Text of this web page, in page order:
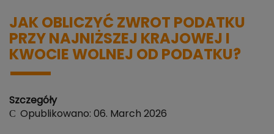
JAK OBLICZYĆ ZWROT PODATKU
PRZY NAJNIŻSZEJ KRAJOWEJ I
KWOCIE WOLNEJ OD PODATKU?
Szczegóły
Opublikowano: 06. March 2026